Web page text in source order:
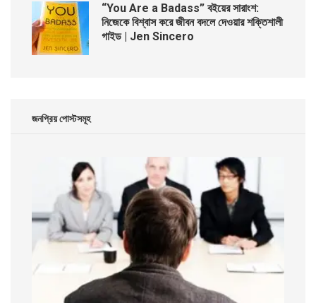
“You Are a Badass” বইয়ের সারাংশ:
নিজেকে বিশ্বাস করে জীবন বদলে দেওয়ার শক্তিশালী
গাইড | Jen Sincero
জনপ্রিয় পোস্টসমূহ